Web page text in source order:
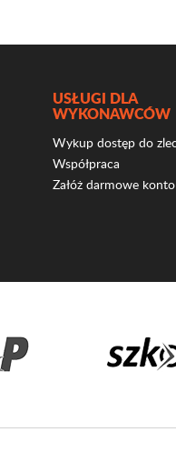
USŁUGI DLA
WYKONAWCÓW
Wykup dostęp do
Współpraca
Załóż darmowe konto